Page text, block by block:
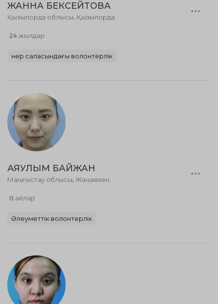
ЖАННА БЕКСЕЙТОВА
Қызылорда облысы, Қызылорда
24 жылдар
Өнер саласындағы волонтерлік
АЯУЛЫМ БАЙЖАН
Маңғыстау облысы, Жаңаөзен
0 айлар
Әлеуметтік волонтерлік